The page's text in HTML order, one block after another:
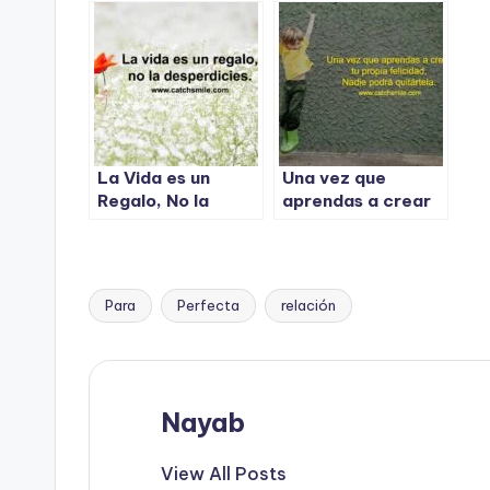
obtener lo mejor.
ten un dulce sueno.
La Vida es un
Regalo, No la
Una vez que
aprendas a crear
Tags:
Para Perfecta relación
Nayab
View All Posts